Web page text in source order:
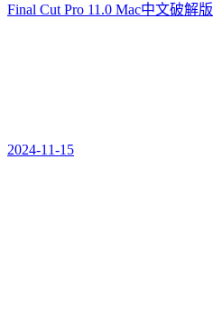
Final Cut Pro 11.0 Mac中文破解版
2024-11-15